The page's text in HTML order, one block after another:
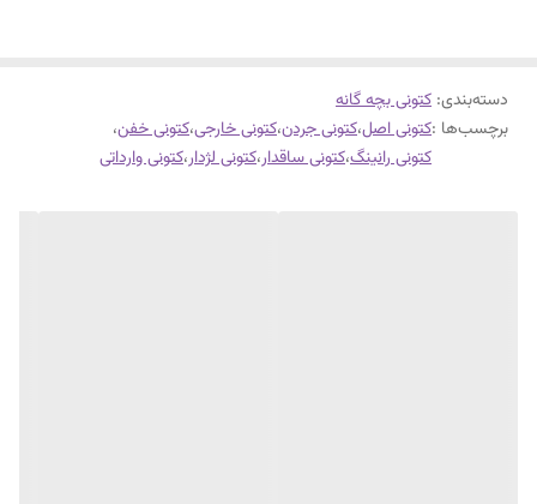
فوق العاده شیک و راحت
دسته‌بندی: کتونی بچه گانه
برچسب‌ها :کتونی اصل،کتونی جردن،کتونی خارجی،کتونی خفن،
کتونی رانینگ،کتونی ساقدار،کتونی لژدار،کتونی وارداتی